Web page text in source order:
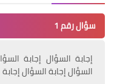
سؤال رقم 1
إجابة السؤال إجابة
السؤال إجابة السؤال